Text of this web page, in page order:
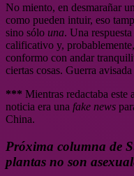
No miento, en desmarañar
como pueden intuir, eso
sino sólo una. Una
calificativo y,
conformo con andar
ciertas cosas. Guerra
*** Mientras redactaba este
noticia era una fake news
China.
Próxima columna de
plantas no son